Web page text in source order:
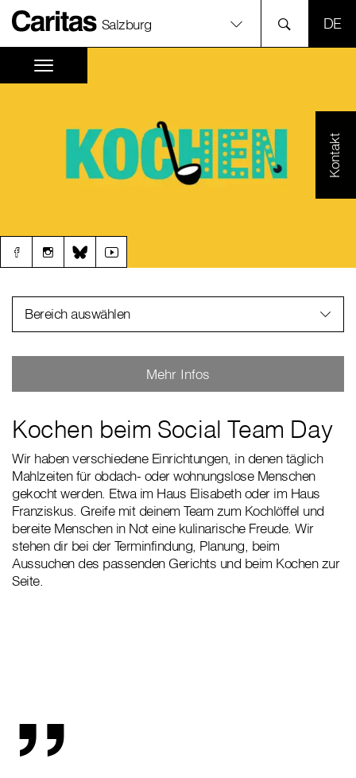
Salzburg
Kontakt
Bereich auswählen
Mehr Infos
Kochen beim Social Team Day
Wir haben verschiedene Einrichtungen, in denen täglich
Mahlzeiten für obdach- oder wohnungslose Menschen
gekocht werden. Etwa im Haus Elisabeth oder im Haus
Franziskus. Greife mit deinem Team zum Kochlöffel und
bereite Menschen in Not eine kulinarische Freude. Wir
stehen dir bei der Terminfindung, Planung, beim
Aussuchen des passenden Gerichts und beim Kochen zur
Seite.
„